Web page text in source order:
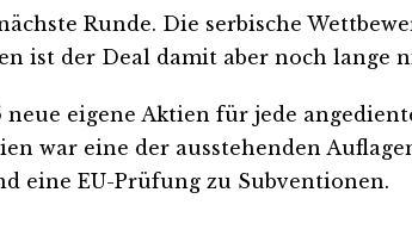
Runde. Die serbische
ist der Deal damit aber noch lange
eigene Aktien für jede
war eine der ausstehenden
eine EU-Prüfung zu Subventionen.